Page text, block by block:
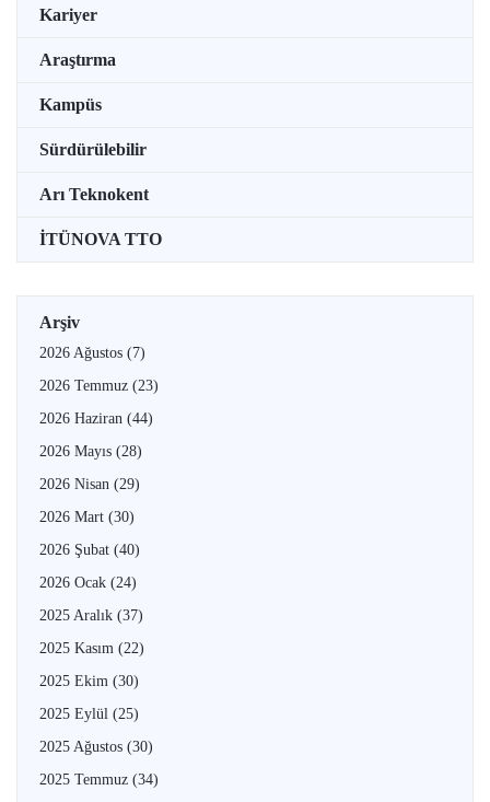
Kariyer
Araştırma
Kampüs
Sürdürülebilir
Arı Teknokent
İTÜNOVA TTO
Arşiv
2026 Ağustos (7)
2026 Temmuz (23)
2026 Haziran (44)
2026 Mayıs (28)
2026 Nisan (29)
2026 Mart (30)
2026 Şubat (40)
2026 Ocak (24)
2025 Aralık (37)
2025 Kasım (22)
2025 Ekim (30)
2025 Eylül (25)
2025 Ağustos (30)
2025 Temmuz (34)